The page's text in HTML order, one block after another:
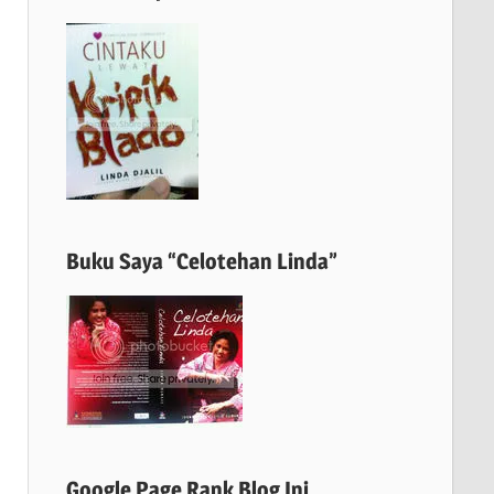
Buku Saya “Celotehan Linda”